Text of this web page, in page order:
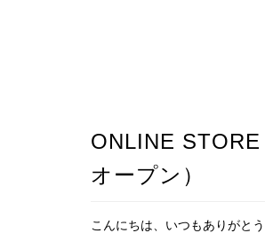
ONLINE
オープン）
こんにちは、いつもありがとう